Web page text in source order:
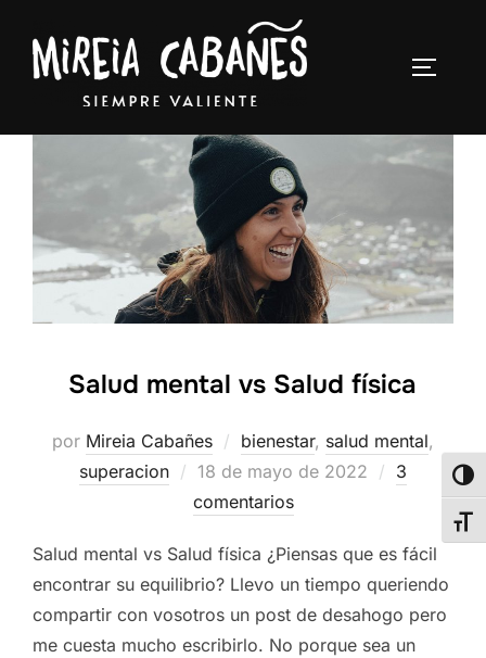
Salud mental vs Salud física
por Mireia Cabañes bienestar, salud mental,
superacion
18 de mayo de 2022
3
comentarios
Salud mental vs Salud física ¿Piensas que es fácil
encontrar su equilibrio? Llevo un tiempo queriendo
compartir con vosotros un post de desahogo pero
me cuesta mucho escribirlo. No porque sea un